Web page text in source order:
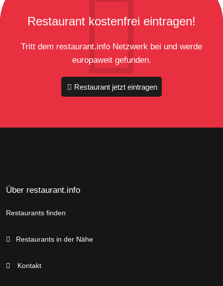
Restaurant kostenfrei eintragen!
Tritt dem restaurant.info Netzwerk bei und werde
europaweit gefunden.
Restaurant jetzt eintragen
Über restaurant.info
Restaurants finden
Restaurants in der Nähe
Kontakt